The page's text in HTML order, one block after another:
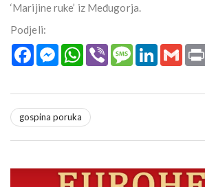
‘Marijine ruke’ iz Međugorja.
Podjeli:
FacebookMessengerWhatsApp
Viber MessageLinkedInGmail
gospina poruka